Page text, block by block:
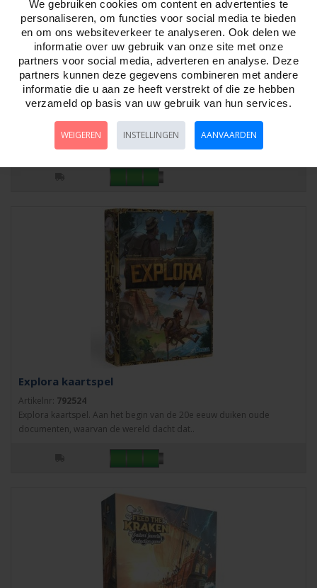
East India Companies - DE/EN Huch
Artikelnr:792562
East India Companies In de 18e en 19e eeuw versterken rederijen de
handel tussen het Westen en het V..
Explora kaartspel
Artikelnr: 792524
Explora kaartspel. Aan het begin van de 20e eeuw duiken oude
documenten, waarvan de wereld dacht dat..
We gebruiken cookies om content en advertenties te
personaliseren, om functies voor social media te bieden
en om ons websiteverkeer te analyseren. Ook delen we
informatie over uw gebruik van onze site met onze
partners voor social media, adverteren en analyse. Deze
partners kunnen deze gegevens combineren met andere
informatie die u aan ze heeft verstrekt of die ze hebben
verzameld op basis van uw gebruik van hun services.
WEIGEREN INSTELLINGEN AANVAARDEN